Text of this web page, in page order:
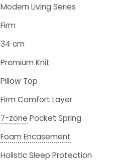
Modern Living Series
Firm
34 cm
Premium Knit
Pillow Top
Firm Comfort Layer
7-zone Pocket Spring
Foam Encasement
Holistic Sleep Protection